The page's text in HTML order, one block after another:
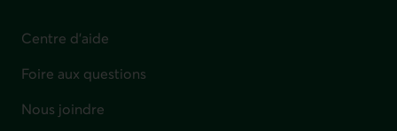
Centre d'aide
Foire aux questions
Nous joindre